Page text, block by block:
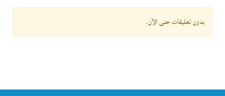
بدون تعليقات حتى الآن.